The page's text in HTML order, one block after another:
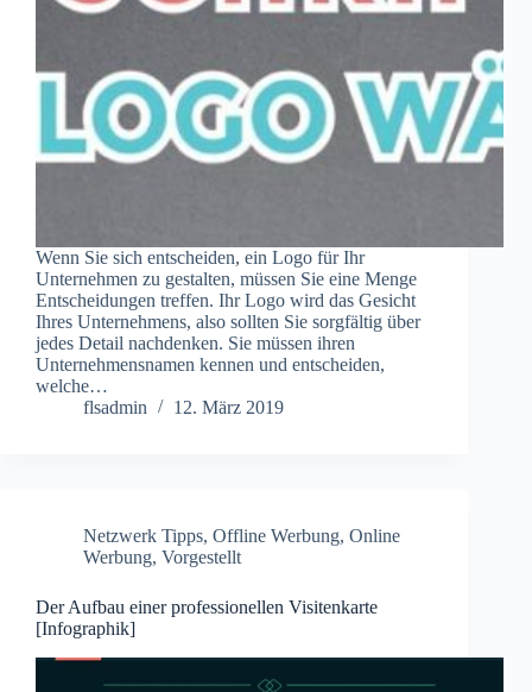
Wenn Sie sich entscheiden, ein Logo für Ihr
Unternehmen zu gestalten, müssen Sie eine Menge
Entscheidungen treffen. Ihr Logo wird das Gesicht
Ihres Unternehmens, also sollten Sie sorgfältig über
jedes Detail nachdenken. Sie müssen ihren
Unternehmensnamen kennen und entscheiden,
welche…
flsadmin
12. März 2019
Netzwerk Tipps, Offline Werbung, Online
Werbung, Vorgestellt
Der Aufbau einer professionellen Visitenkarte
[Infographik]